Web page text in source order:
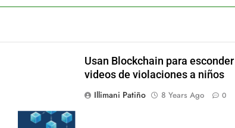
Usan Blockchain para esconder
videos de violaciones a niños
Illimani Patiño
8 Years Ago 0